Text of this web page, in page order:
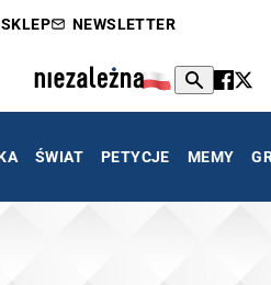
SKLEP NEWSLETTER
ŚWIAT PETYCJE MEMY